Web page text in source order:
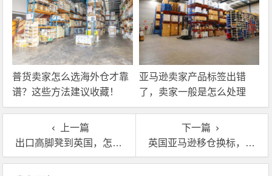
普货卖家怎么选海外仓才靠
谱？这些方法建议收藏！
亚马逊卖家产品标签出错
了，卖家一般是怎么处理
的？
上一篇
出口高脚凳到英国，怎么能不知道英国海外仓有什么服务？
下一篇
英国亚马逊移仓换标，对海外仓有什么要求吗？